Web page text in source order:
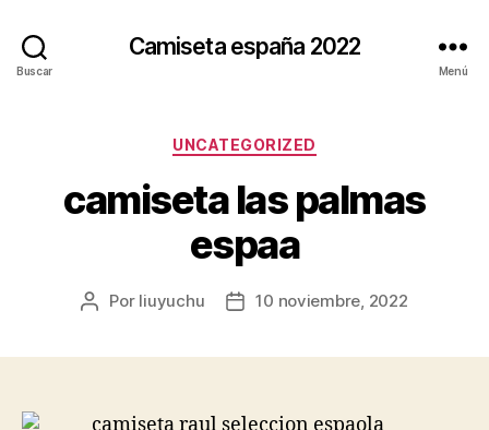
Buscar
Camiseta españa 2022
Menú
Categorías
UNCATEGORIZED
camiseta las palmas
espaa
Autor
Por liuyuchu
Fecha10 noviembre, 2022